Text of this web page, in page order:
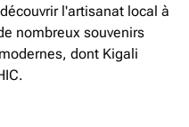
l'artisanat local à
nombreux souvenirs
dont Kigali